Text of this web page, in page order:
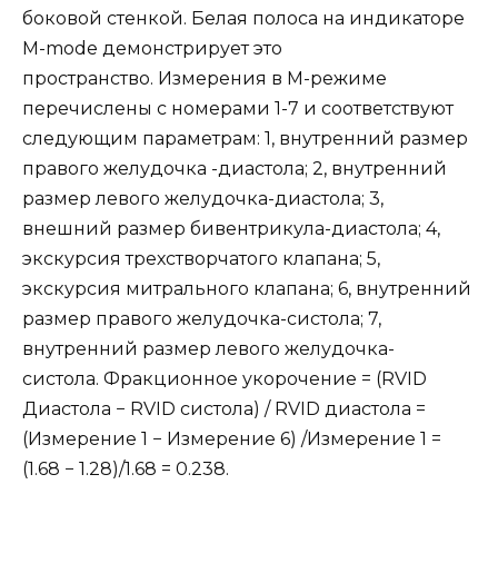
боковой стенкой. Белая полоса на индикаторе
M-mode демонстрирует это
пространство. Измерения в М-режиме
перечислены с номерами 1-7 и соответствуют
следующим параметрам: 1, внутренний размер
правого желудочка -диастола; 2, внутренний
размер левого желудочка-диастола; 3,
внешний размер бивентрикула-диастола; 4,
экскурсия трехстворчатого клапана; 5,
экскурсия митрального клапана; 6, внутренний
размер правого желудочка-систола; 7,
внутренний размер левого желудочка-
систола. Фракционное укорочение = (RVID
Диастола − RVID систола) / RVID диастола =
(Измерение 1 − Измерение 6) /Измерение 1 =
(1.68 − 1.28)/1.68 = 0.238.